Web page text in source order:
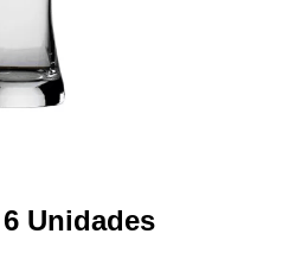
Unidades